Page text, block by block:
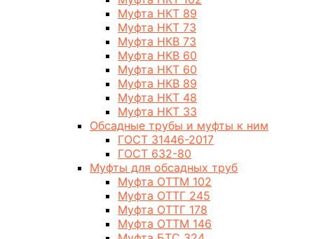
Муфта НКТ 89
Муфта НКТ 73
Муфта НКВ 73
Муфта НКВ 60
Муфта НКТ 60
Муфта НКВ 89
Муфта НКТ 48
Муфта НКТ 33
Обсадные трубы и муфты к ним
ГОСТ 31446-2017
ГОСТ 632-80
Муфты для обсадных труб
Муфта ОТТМ 102
Муфта ОТТГ 245
Муфта ОТТГ 178
Муфта ОТТМ 146